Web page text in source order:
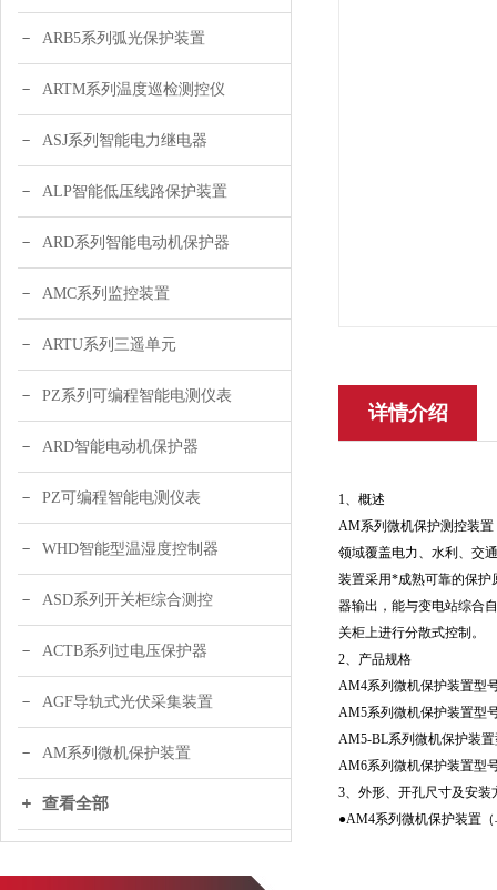
ARB5系列弧光保护装置
ARTM系列温度巡检测控仪
ASJ系列智能电力继电器
ALP智能低压线路保护装置
ARD系列智能电动机保护器
AMC系列监控装置
ARTU系列三遥单元
PZ系列可编程智能电测仪表
ARD智能电动机保护器
PZ可编程智能电测仪表
WHD智能型温湿度控制器
ASD系列开关柜综合测控
ACTB系列过电压保护器
AGF导轨式光伏采集装置
AM系列微机保护装置
查看全部
详情介绍
1、概述
AM系列微机保护测控装
领域覆盖电力、水利、交
装置采用*成熟可靠的保护
器输出，能与变电站综合
关柜上进行分散式控制。
2、产品规格
AM4系列微机保护装置型
AM5系列微机保护装置型
AM5-BL系列微机保护装
AM6系列微机保护装置型
3、外形、开孔尺寸及安装
●AM4系列微机保护装置（